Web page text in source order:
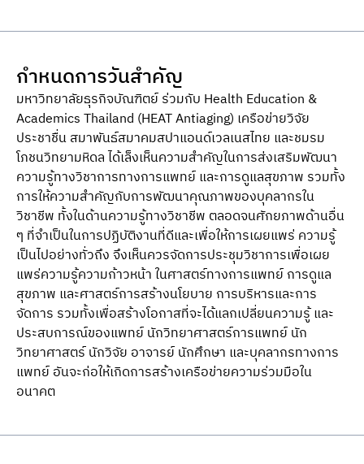
กำหนดการวันสำคัญ
มหาวิทยาลัยธุรกิจบัณฑิตย์ ร่วมกับ Health Education &
Academics Thailand (HEAT Antiaging) เครือข่ายวิจัย
ประชาชื่น สมาพันธ์สมาคมสปาแอนด์เวลเนสไทย และชมรม
โภชนวิทยามหิดล ได้เล็งเห็นความสําคัญในการส่งเสริมพัฒนา
ความรู้ทางวิชาการทางการแพทย์ และการดูแลสุขภาพ รวมทั้ง
การให้ความสําคัญกับการพัฒนาคุณภาพของบุคลากรใน
วิชาชีพ ทั้งในด้านความรู้ทางวิชาชีพ ตลอดจนศักยภาพด้านอื่น
ๆ ที่จําเป็นในการปฏิบัติงานที่ดีและเพื่อให้การเผยแพร่ ความรู้
เป็นไปอย่างทั่วถึง จึงเห็นควรจัดการประชุมวิชาการเพื่อเผย
แพร่ความรู้ความก้าวหน้า ในศาสตร์ทางการแพทย์ การดูแล
สุขภาพ และศาสตร์การสร้างนโยบาย การบริหารและการ
จัดการ รวมทั้งเพื่อสร้างโอกาสที่จะได้แลกเปลี่ยนความรู้ และ
ประสบการณ์ของแพทย์ นักวิทยาศาสตร์การแพทย์ นัก
วิทยาศาสตร์ นักวิจัย อาจารย์ นักศึกษา และบุคลากรทางการ
แพทย์ อันจะก่อให้เกิดการสร้างเครือข่ายความร่วมมือใน
อนาคต